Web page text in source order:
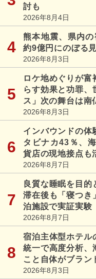
討も
2026年8月4日
熊本地震、県内の
約9億円にのぼる
2026年8月3日
ロケ地めぐりが富
らす効果と功罪、
ス」次の舞台は南
2026年8月3日
インバウンドの体
タビナカ43％、
貨店の現地接点
2026年8月7日
良質な睡眠を目的
滞在後も「寝つき
泊施設で実証実験
2026年8月7日
宿泊主体型ホテ
統一で高度分析、
こと自体がブラン
2026年8月3日